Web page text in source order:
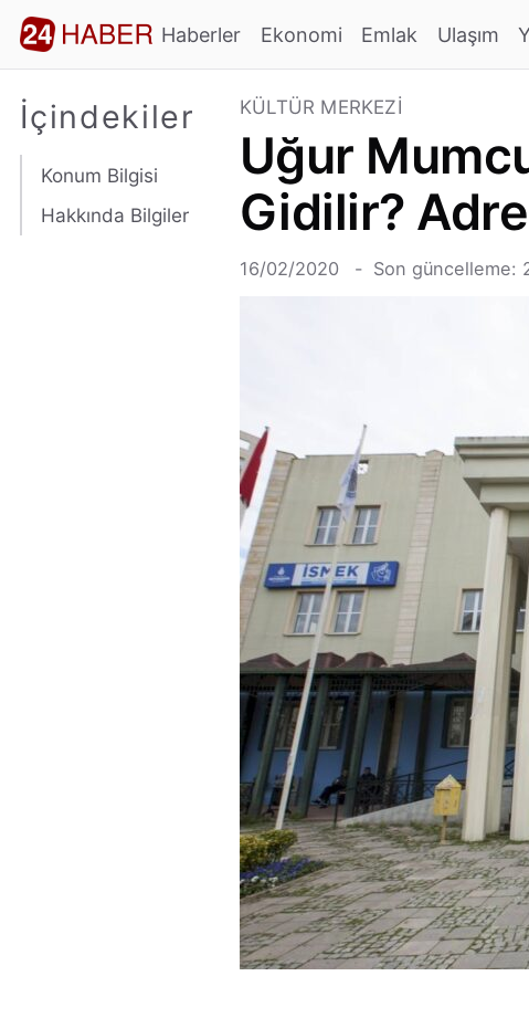
Haberler Ekonomi Emlak Ulaşım
İçindekiler
Konum Bilgisi
Hakkında Bilgiler
KÜLTÜR MERKEZI
Uğur
Gidilir?
16/02/2020 Son güncelleme: